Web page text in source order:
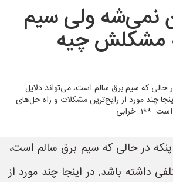
نمی‌شه ولی سیم
مشکلش چیه
که سیم برق سالم است، می‌تواند دلایل
چند مورد از رایج‌ترین مشکلات و راه حل‌های
خرابی
در حالی که سیم برق سالم است،
داشته باشد. در اینجا چند مورد از